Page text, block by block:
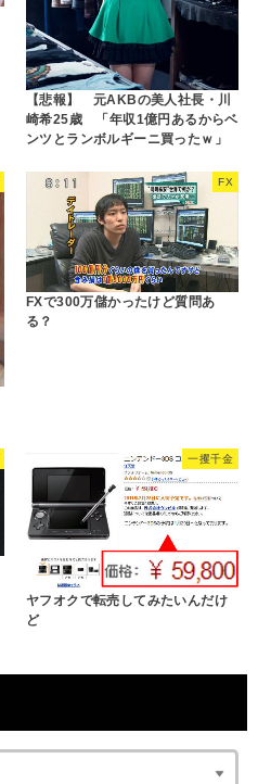
【悲報】 元AKBの美人社長・川
崎希25歳 「年収1億円あるからベ
ンツとランボルギーニ買ったｗ」
FX
FXで300万儲かったけど質問あ
る？
一攫千金
ヤフオクで転売してみたいんだけ
ど